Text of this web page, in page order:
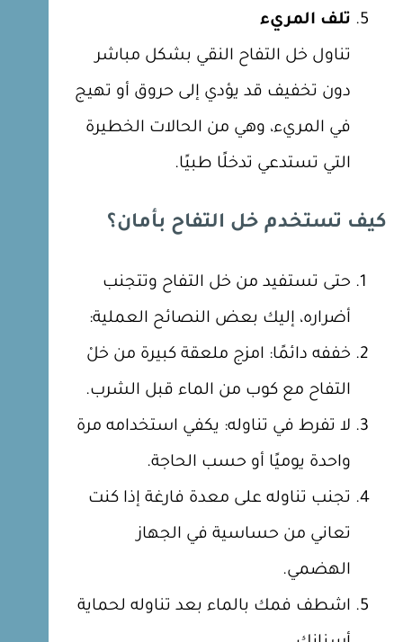
تلف المريء
تناول خل التفاح النقي بشكل مباشر
دون تخفيف قد يؤدي إلى حروق أو تهيج
في المريء، وهي من الحالات الخطيرة
التي تستدعي تدخلًا طبيًا.
كيف تستخدم خل التفاح بأمان؟
حتى تستفيد من خل التفاح وتتجنب
أضراره، إليك بعض النصائح العملية:
خففه دائمًا: امزج ملعقة كبيرة من خلْ
التفاح مع كوب من الماء قبل الشرب.
لا تفرط في تناوله: يكفي استخدامه مرة
واحدة يوميًا أو حسب الحاجة.
تجنب تناوله على معدة فارغة إذا كنت
تعاني من حساسية في الجهاز
الهضمي.
اشطف فمك بالماء بعد تناوله لحماية